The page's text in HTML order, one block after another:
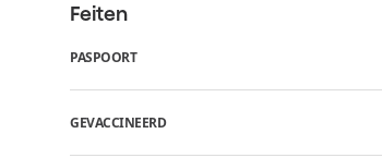
Feiten
PASPOORT
GEVACCINEERD